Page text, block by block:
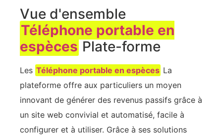
Vue d'ensemble
Téléphone portable en
espèces Plate-forme
Les Téléphone portable en espèces La
plateforme offre aux particuliers un moyen
innovant de générer des revenus passifs grâce à
un site web convivial et automatisé, facile à
configurer et à utiliser. Grâce à ses solutions